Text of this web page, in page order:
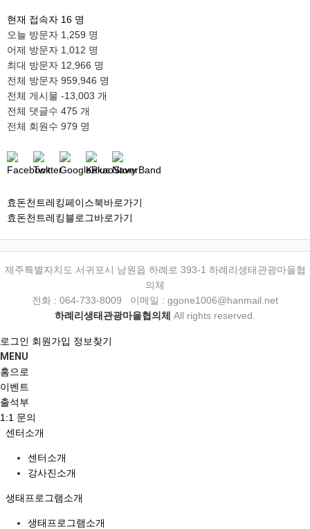
현재 접속자 16 명
오늘 방문자 1,259 명
어제 방문자 1,012 명
최대 방문자 12,966 명
전체 방문자 959,946 명
전체 게시물 -13,003 개
전체 댓글수 475 개
전체 회원수 979 명
효돈천트레킹페이스북바로가기
효돈천트레킹블로그바로가기
제주특별자치도 서귀포시 남원읍 하례로 393-1 하례리생태관광마을협
의체
전화 : 064-733-8009 이메일 : ggone1006@hanmail.net
하례리생태관광마을협의체 All rights reserved.
로그인 회원가입 정보찾기
MENU
홈으로
이벤트
출석부
1:1 문의
센터소개
센터소개
강사진소개
생태프로그램소개
생태프로그램소개